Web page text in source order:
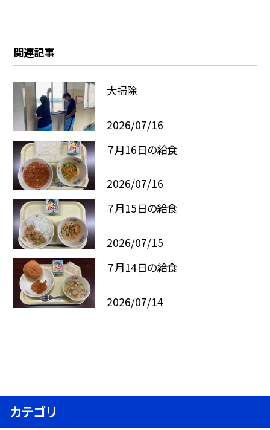
関連記事
大掃除
2026/07/16
７月16日の給食
2026/07/16
７月15日の給食
2026/07/15
７月14日の給食
2026/07/14
カテゴリ